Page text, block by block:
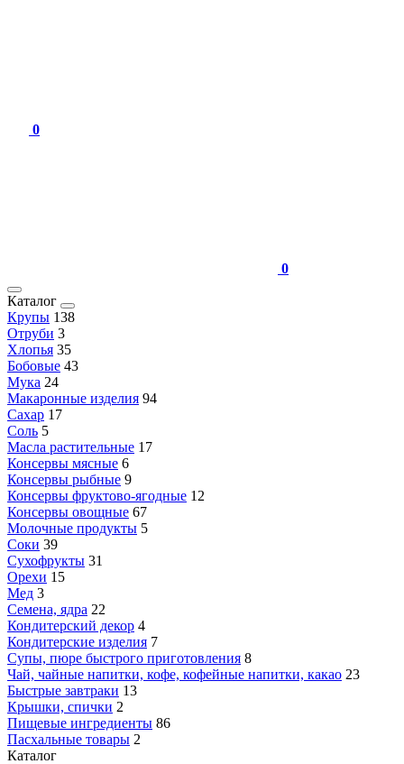
0
0
Каталог
Крупы 138
Отруби 3
Хлопья 35
Бобовые 43
Мука 24
Макаронные изделия 94
Сахар 17
Соль 5
Масла растительные 17
Консервы мясные 6
Консервы рыбные 9
Консервы фруктово-ягодные 12
Консервы овощные 67
Молочные продукты 5
Соки 39
Сухофрукты 31
Орехи 15
Мед 3
Семена, ядра 22
Кондитерский декор 4
Кондитерские изделия 7
Супы, пюре быстрого приготовления 8
Чай, чайные напитки, кофе, кофейные напитки, какао 23
Быстрые завтраки 13
Крышки, спички 2
Пищевые ингредиенты 86
Пасхальные товары 2
Каталог